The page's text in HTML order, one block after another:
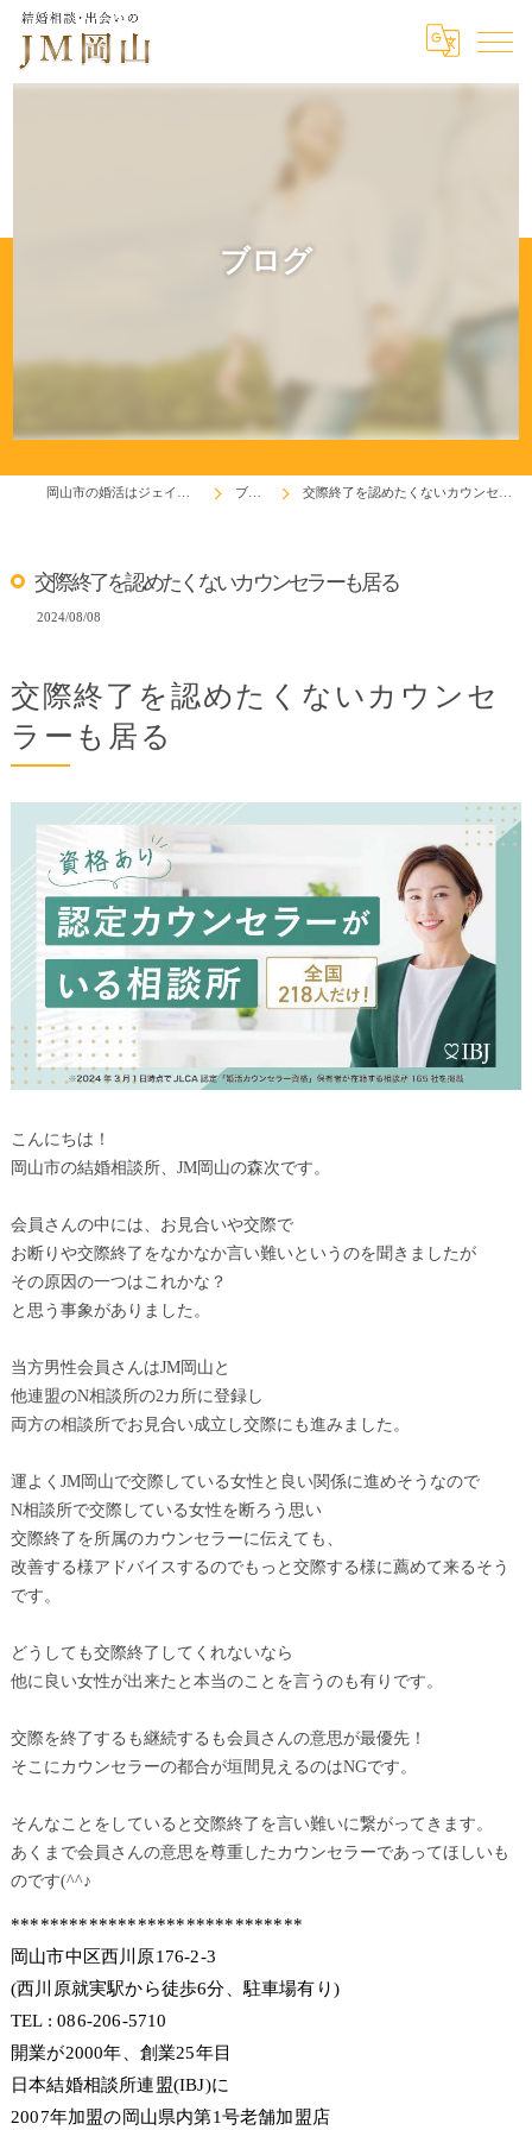
ブログ
ブログ 交際終了を認めたくないカウンセラーも居る
交際終了を認めたくないカウンセラーも居る
2024/08/08
交際終了を認めたくないカウンセ
ラーも居る
こんにちは！
岡山市の結婚相談所、JM岡山の森次です。
会員さんの中には、お見合いや交際で
お断りや交際終了をなかなか言い難いというのを聞きましたが
その原因の一つはこれかな？
と思う事象がありました。
当方男性会員さんはJM岡山と
他連盟のN相談所の2カ所に登録し
両方の相談所でお見合い成立し交際にも進みました。
運よくJM岡山で交際している女性と良い関係に進めそうなので
N相談所で交際している女性を断ろう思い
交際終了を所属のカウンセラーに伝えても、
改善する様アドバイスするのでもっと交際する様に薦めて来るそう
です。
どうしても交際終了してくれないなら
他に良い女性が出来たと本当のことを言うのも有りです。
交際を終了するも継続するも会員さんの意思が最優先！
そこにカウンセラーの都合が垣間見えるのはNGです。
そんなことをしていると交際終了を言い難いに繋がってきます。
あくまで会員さんの意思を尊重したカウンセラーであってほしいも
のです(^^♪
******************************
岡山市中区西川原176-2-3
(西川原就実駅から徒歩6分、駐車場有り)
TEL : 086-206-5710
開業が2000年、創業25年目
日本結婚相談所連盟(IBJ)に
2007年加盟の岡山県内第1号老舗加盟店